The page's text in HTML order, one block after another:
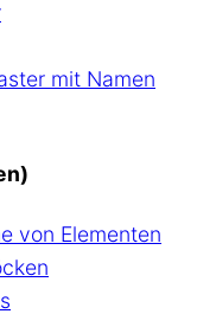
mit Namen
von Elementen